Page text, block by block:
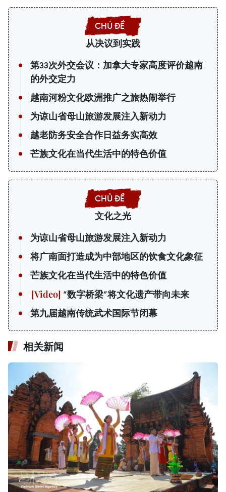
从决议到实践
第33次外交会议：加拿大专家高度评价越南
的外交定力
越南河粉文化欧洲推广之旅热闹举行
为谅山省母山旅游发展注入新动力
越老防务安全合作日益务实高效
芒族文化在当代生活中的特色价值
文化之光
为谅山省母山旅游发展注入新动力
将广南面打造成为中部地区的饮食文化象征
芒族文化在当代生活中的特色价值
“数字桥梁”将文化遗产带向未来
第九届越南传统武术国际节闭幕
相关新闻